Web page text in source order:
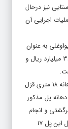
کیلومتر راه روستایی نیز درحال
اجرایی آن
به عنوان
یکی از پروژه های شاخص در سطح استان با اعتبار۳۶۴ میلیارد ریال و
کاظمی اظهار داشت: عملیات اجرایی تکمیل پل دو دهانه ۱۸ متری قزل
دو دهانه پل مذکور
و انجام
خاکریزی رمپ های ورود و خروج پل بوده که با تکمیل این پل ۱۷